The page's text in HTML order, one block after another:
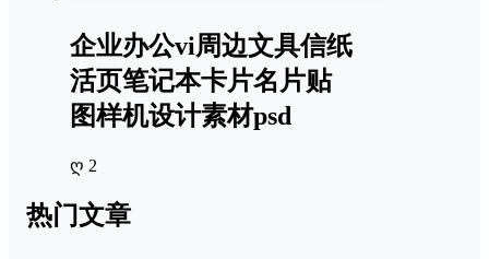
企业办公vi周边文具信纸
活页笔记本卡片名片贴
图样机设计素材psd
ღ 2
热门文章